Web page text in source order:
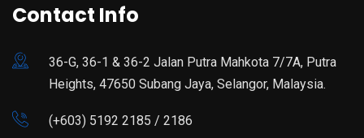
Contact Info
36-G, 36-1 & 36-2 Jalan Putra Mahkota 7/7A, Putra
Heights, 47650 Subang Jaya, Selangor, Malaysia.
(+603) 5192 2185 / 2186